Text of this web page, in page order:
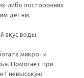
либо посторонних
детям.
вкус воды.
микро- и
Помогает при
невысокую